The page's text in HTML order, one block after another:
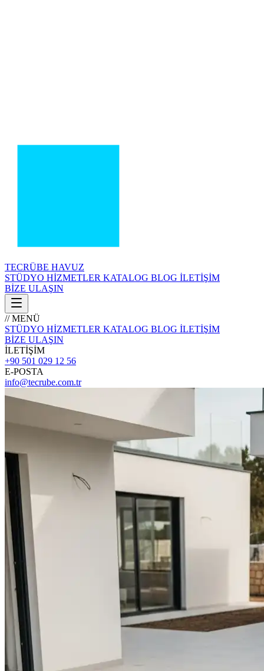
TECRÜBE HAVUZ
STÜDYO HİZMETLER KATALOG BLOG İLETİŞİM
BİZE ULAŞIN
// MENÜ
STÜDYO HİZMETLER KATALOG BLOG İLETİŞİM
BİZE ULAŞIN
İLETİŞİM
+90 501 029 12 56
E-POSTA
info@tecrube.com.tr